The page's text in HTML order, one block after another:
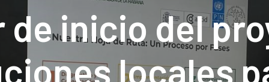
de inicio del
locales